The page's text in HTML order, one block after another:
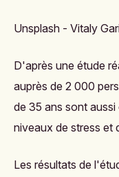
Unsplash - Vitaly
D'après une étude
auprès de 2 000
de 35 ans sont
niveaux de stress et
Les résultats de